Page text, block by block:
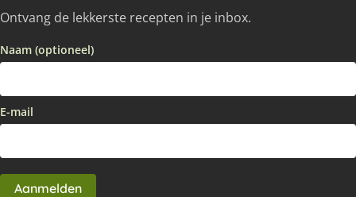
Ontvang de lekkerste recepten in je inbox.
Naam (optioneel)
E-mail
Aanmelden